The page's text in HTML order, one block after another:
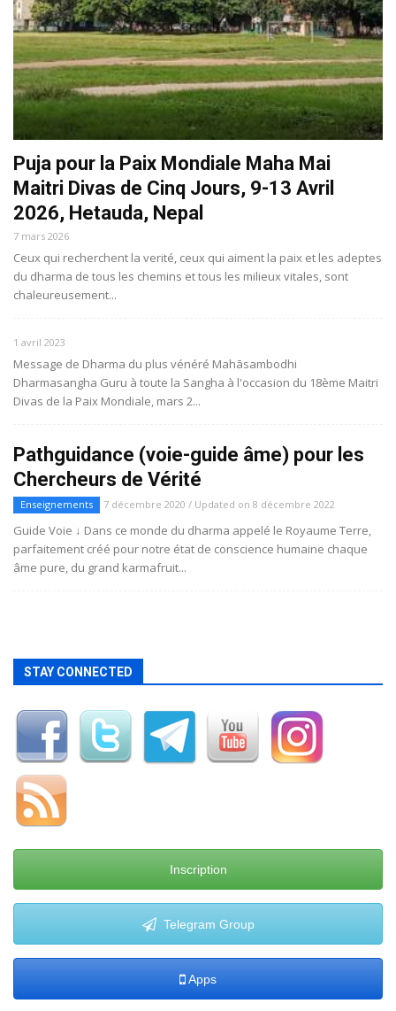
Puja pour la Paix Mondiale Maha Mai
Maitri Divas de Cinq Jours, 9-13 Avril
2026, Hetauda, Nepal
7 mars 2026
Ceux qui recherchent la verité, ceux qui aiment la paix et les adeptes
du dharma de tous les chemins et tous les milieux vitales, sont
chaleureusement...
1 avril 2023
Message de Dharma du plus vénéré Mahāsambodhi
Dharmasangha Guru à toute la Sangha à l'occasion du 18ème Maitri
Divas de la Paix Mondiale, mars 2...
Pathguidance (voie-guide âme) pour les
Chercheurs de Vérité
Enseignements 7 décembre 2020 / Updated on 8 décembre 2022
Guide Voie ↓ Dans ce monde du dharma appelé le Royaume Terre,
parfaitement créé pour notre état de conscience humaine chaque
âme pure, du grand karmafruit...
STAY CONNECTED
Inscription
Telegram Group
Apps